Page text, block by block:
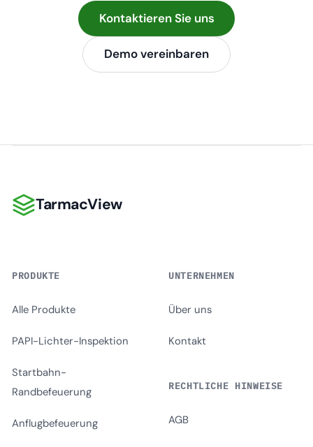
Kontaktieren Sie uns
Demo vereinbaren
TarmacView
TarmacView
PRODUKTE
Alle Produkte
PAPI-Lichter-Inspektion
Startbahn-
Randbefeuerung
Anflugbefeuerung
UNTERNEHMEN
Über uns
Kontakt
RECHTLICHE HINWEISE
AGB